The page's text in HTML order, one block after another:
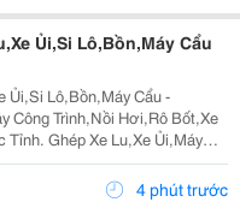
Ủi,Si Lô,Bồn,Máy Cẩu
Ủi,Si Lô,Bồn,Máy Cẩu -
Ủi,Máy
Nam Giá Rẻ &Ldquo;
Giá Rẻ Nhất Thị Trường...4 phút trước